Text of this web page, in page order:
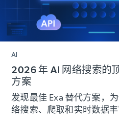
AI
2026 年 AI 网络搜索的
方案
发现最佳 Exa 替代方案，
络搜索、爬取和实时数据丰